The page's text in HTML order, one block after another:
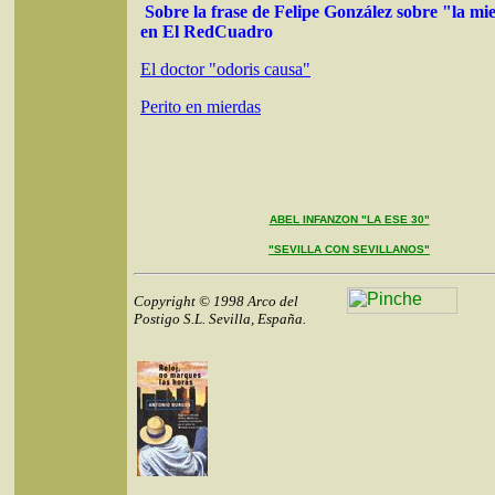
Sobre la frase de Felipe González sobre "la
en El RedCuadro
El doctor "odoris causa"
Perito en mierdas
ABEL INFANZON "LA ESE 30"
"SEVILLA CON SEVILLANOS"
Copyright © 1998 Arco del
Postigo S.L. Sevilla, España.